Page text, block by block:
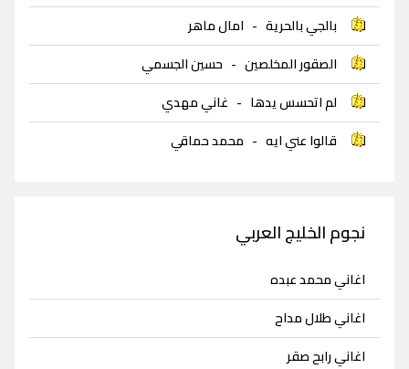
بالجي بالحرية - امال ماهر
الصقور المخلصين - حسين الجسمي
لم اتحسس يدها - غاني مهدي
قالوا عني ايه - محمد حماقي
نجوم الخليج العربي
اغاني محمد عبده
اغاني طلال مداح
اغاني رابح صقر